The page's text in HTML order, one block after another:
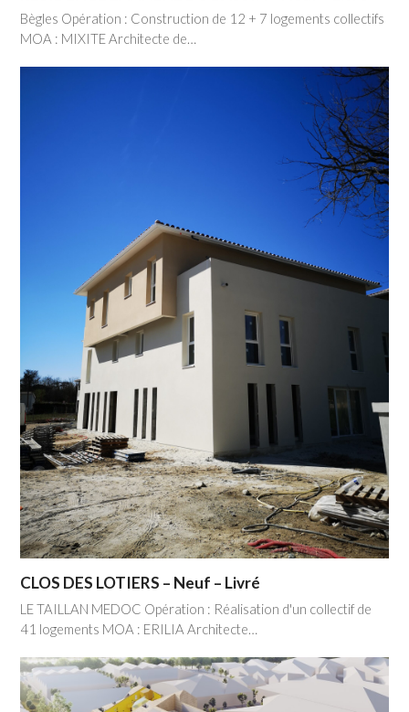
Bègles Opération : Construction de 12 + 7 logements collectifs
MOA : MIXITE Architecte de…
CLOS DES LOTIERS – Neuf – Livré
LE TAILLAN MEDOC Opération : Réalisation d'un collectif de
41 logements MOA : ERILIA Architecte…